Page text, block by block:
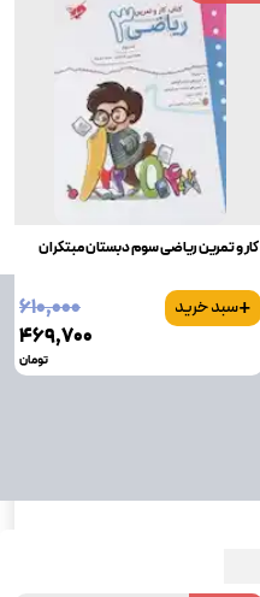
کار و تمرین ریاضی سوم دبستان مبتکران
+سبد خرید
۶۱۰٬۰۰۰
۴۶۹٬۷۰۰
تومان